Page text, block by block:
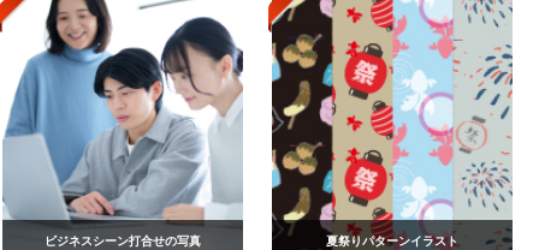
ビジネスシーン打合せの写真 夏祭りパターンイラスト